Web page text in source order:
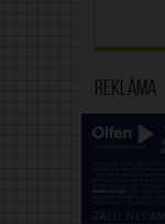
Reklāma